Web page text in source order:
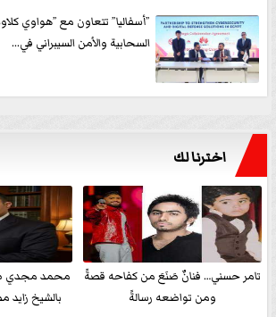
”أسفاليا” تتعاون مع ”هواوي
السحابية والأمن السيبراني في...
اخترنا لك
تامر حسني… فنانٌ صَنَعَ من كفاحه قصةً
ومن تواضعه رسالةً
محمد مجدي
بالشيخ